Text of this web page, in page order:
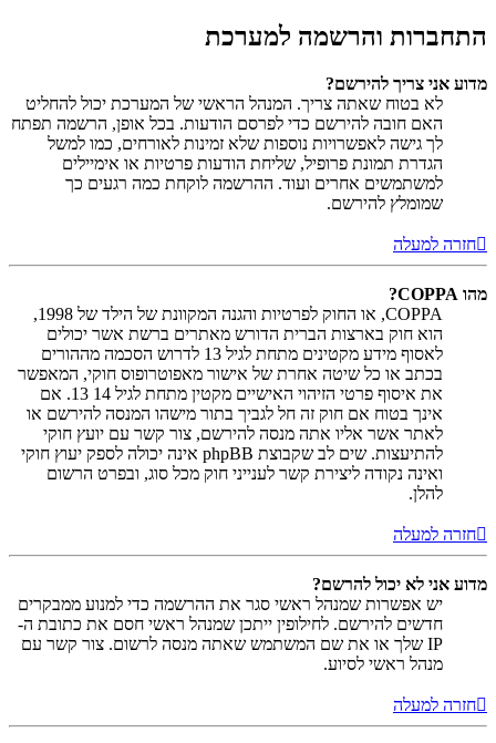
התחברות והרשמה למערכת
מדוע אני צריך להירשם?
לא בטוח שאתה צריך. המנהל הראשי של המערכת יכול להחליט
האם חובה להירשם כדי לפרסם הודעות. בכל אופן, הרשמה תפתח
לך גישה לאפשרויות נוספות שלא זמינות לאורחים, כמו למשל
הגדרת תמונת פרופיל, שליחת הודעות פרטיות או אימיילים
למשתמשים אחרים ועוד. ההרשמה לוקחת כמה רגעים כך
שמומלץ להירשם.
חזרה למעלה
מהו COPPA?
COPPA, או החוק לפרטיות והגנה המקוונת של הילד של 1998,
הוא חוק בארצות הברית הדורש מאתרים ברשת אשר יכולים
לאסוף מידע מקטינים מתחת לגיל 13 לדרוש הסכמה מההורים
בכתב או כל שיטה אחרת של אישור מאפוטרופוס חוקי, המאפשר
את איסוף פרטי הזיהוי האישיים מקטין מתחת לגיל 14 13. אם
אינך בטוח אם חוק זה חל לגביך בתור מישהו המנסה להירשם או
לאתר אשר אליו אתה מנסה להירשם, צור קשר עם יועץ חוקי
להתיעצות. שים לב שקבוצת phpBB אינה יכולה לספק יעוץ חוקי
ואינה נקודה ליצירת קשר לענייני חוק מכל סוג, ובפרט הרשום
להלן.
חזרה למעלה
מדוע אני לא יכול להרשם?
יש אפשרות שמנהל ראשי סגר את ההרשמה כדי למנוע ממבקרים
חדשים להירשם. לחילופין ייתכן שמנהל ראשי חסם את כתובת ה-
IP שלך או את שם המשתמש שאתה מנסה לרשום. צור קשר עם
מנהל ראשי לסיוע.
חזרה למעלה